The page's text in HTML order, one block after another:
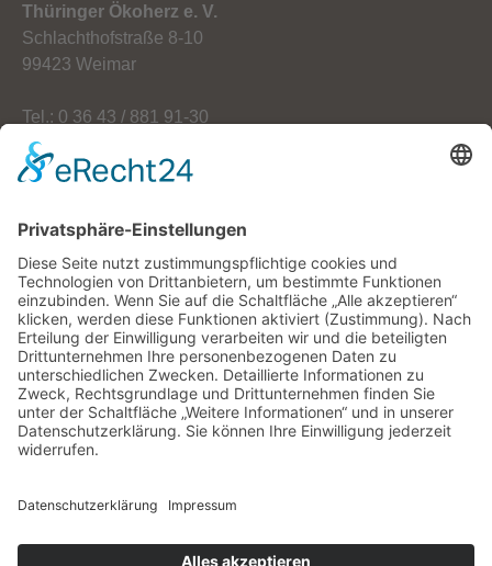
Thüringer Ökoherz e. V.
Schlachthofstraße 8-10
99423 Weimar
Tel.: 0 36 43 / 881 91-30
Fax: 0 36 43 / 881 91-59
E-Mail: info[at]oekoherz.de
Vereinsvorsitzende:
Maria Streitferdt
Suche
nach: